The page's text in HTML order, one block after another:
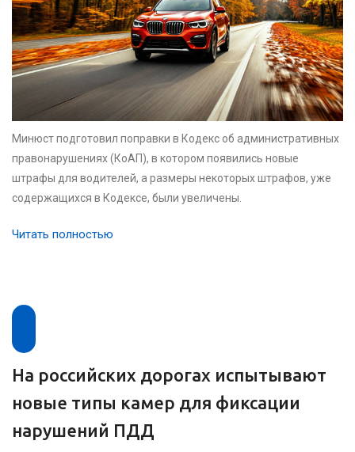
Минюст подготовил поправки в Кодекс об административных
правонарушениях (КоАП), в котором появились новые
штрафы для водителей, а размеры некоторых штрафов, уже
содержащихся в Кодексе, были увеличены.
Читать полностью
На российских дорогах испытывают
новые типы камер для фиксации
нарушений ПДД